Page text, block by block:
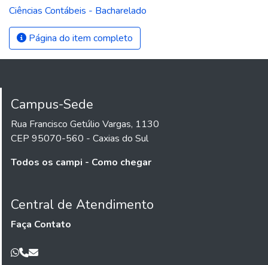
Ciências Contábeis - Bacharelado
Página do item completo
Campus-Sede
Rua Francisco Getúlio Vargas, 1130
CEP 95070-560 - Caxias do Sul
Todos os campi - Como chegar
Central de Atendimento
Faça Contato